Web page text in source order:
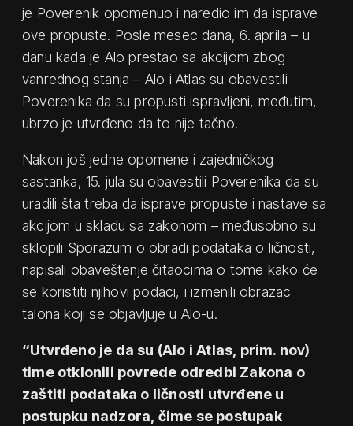
je Poverenik opomenuo i naredio im da isprave
ove propuste. Posle mesec dana, 6. aprila – u
danu kada je Alo prestao sa akcijom zbog
vanrednog stanja – Alo i Atlas su obavestili
Poverenika da su propusti ispravljeni, međutim,
ubrzo je utvrđeno da to nije tačno.
Nakon još jedne opomene i zajedničkog
sastanka, 15. jula su obavestili Poverenika da su
uradili šta treba da isprave propuste i nastave sa
akcijom u skladu sa zakonom – međusobno su
sklopili Sporazum o obradi podataka o ličnosti,
napisali obaveštenje čitaocima o tome kako će
se koristiti njihovi podaci, i izmenili obrazac
talona koji se objavljuje u Alo-u.
“Utvrđeno je da su (Alo i Atlas, prim. nov)
time otklonili povrede odredbi Zakona o
zaštiti podataka o ličnosti utvrđene u
postupku nadzora, čime se postupak